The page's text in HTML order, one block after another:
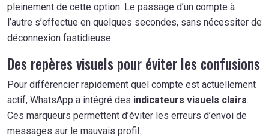
pleinement de cette option. Le passage d’un compte à
l’autre s’effectue en quelques secondes, sans nécessiter de
déconnexion fastidieuse.
Des repères visuels pour éviter les confusions
Pour différencier rapidement quel compte est actuellement
actif, WhatsApp a intégré des indicateurs visuels clairs.
Ces marqueurs permettent d’éviter les erreurs d’envoi de
messages sur le mauvais profil.